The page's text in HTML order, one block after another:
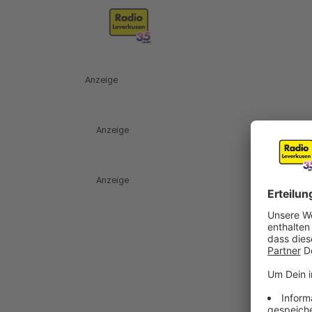
Anzeige
Anzeige
Anzeige